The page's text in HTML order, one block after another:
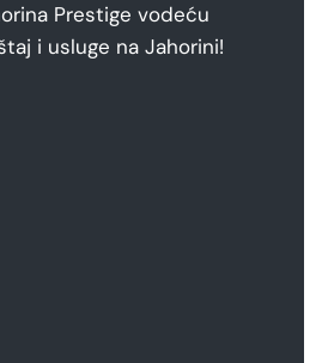
Prestige vodeću
i usluge na Jahorini!